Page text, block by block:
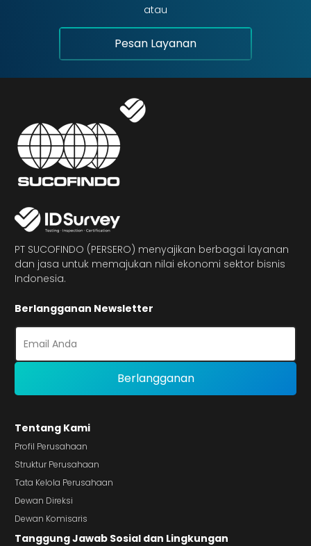
atau
Pesan Layanan
PT SUCOFINDO (PERSERO) menyajikan berbagai layanan
dan jasa untuk memajukan nilai ekonomi sektor bisnis
Indonesia.
Berlangganan Newsletter
Tentang Kami
Profil Perusahaan
Struktur Perusahaan
Tata Kelola Perusahaan
Dewan Direksi
Dewan Komisaris
Tanggung Jawab Sosial dan Lingkungan